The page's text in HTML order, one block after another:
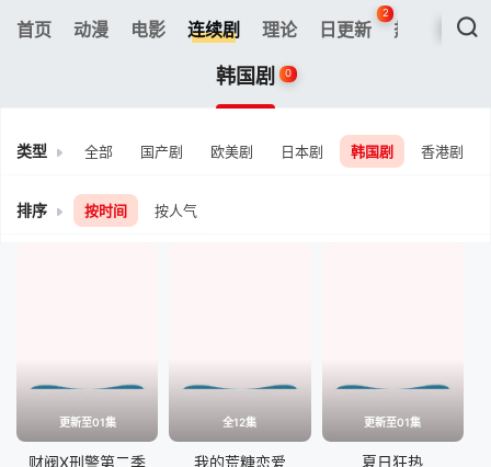
首页 动漫 电影 连续剧 理论 日更新
2
热搜榜
韩国剧 0
类型 全部 国产剧 欧美剧 日本剧 韩国剧 香港剧
排序 按时间 按人气
更新至01集
财阀X刑警第二季
全12集
我的荒糖恋爱
更新至01集
夏日狂热